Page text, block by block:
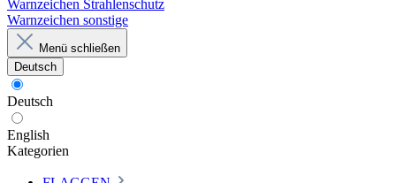
Warnzeichen Strahlenschutz
Warnzeichen sonstige
Menü schließen
Deutsch
Deutsch
English
Kategorien